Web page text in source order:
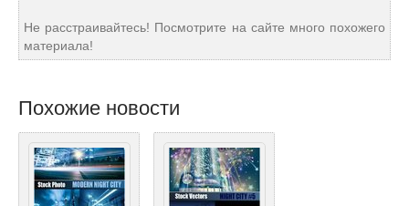
Не расстраивайтесь! Посмотрите на сайте много похожего
материала!
Похожие новости